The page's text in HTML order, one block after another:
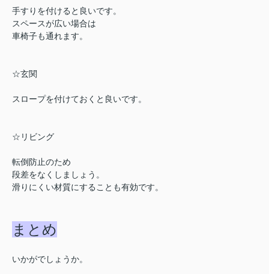
手すりを付けると良いです。
スペースが広い場合は
車椅子も通れます。
☆玄関
スロープを付けておくと良いです。
☆リビング
転倒防止のため
段差をなくしましょう。
滑りにくい材質にすることも有効です。
まとめ
いかがでしょうか。